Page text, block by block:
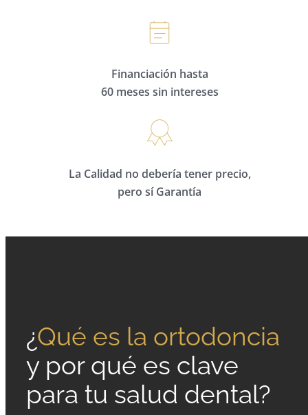
Financiación hasta
60 meses sin intereses
La Calidad no debería tener precio,
pero sí Garantía
¿Qué es la ortodoncia
y por qué es clave
para tu salud dental?